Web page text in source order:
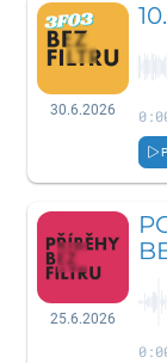
30.6.2026
25.6.2026